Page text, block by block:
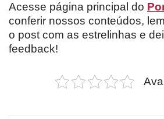
Acesse página principal do
conferir nossos conteúdos,
o post com as estrelinhas e
feedback!